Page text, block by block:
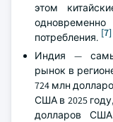
этом
потребления. [7]
Индия —
рынок в
724 млн
США в 2025
долларов